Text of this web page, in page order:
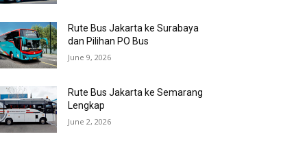
Rute Bus Jakarta ke Surabaya
dan Pilihan PO Bus
June 9, 2026
Rute Bus Jakarta ke Semarang
Lengkap
June 2, 2026